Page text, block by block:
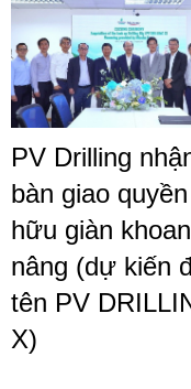
PV Drilling
bàn giao
hữu giàn
nâng (dự kiến
tên PV
X)